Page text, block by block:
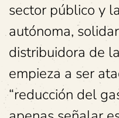
sector público y
autónoma,
distribuidora de
empieza a ser
“reducción del